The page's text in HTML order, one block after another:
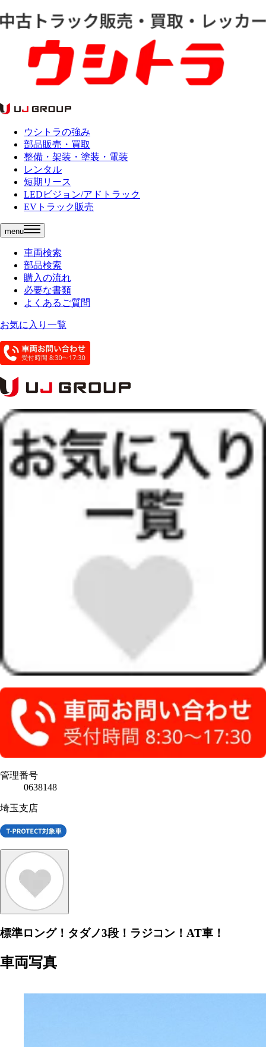
ウシトラの強み
部品販売・買取
整備・架装・塗装・電装
レンタル
短期リース
LEDビジョン/アドトラック
EVトラック販売
menu
車両検索
部品検索
購入の流れ
必要な書類
よくあるご質問
お気に入り一覧
管理番号
0638148
埼玉支店
標準ロング！タダノ3段！ラジコン！AT車！
車両写真